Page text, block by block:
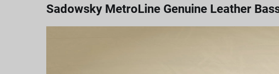
Sadowsky MetroLine Genuine Leather